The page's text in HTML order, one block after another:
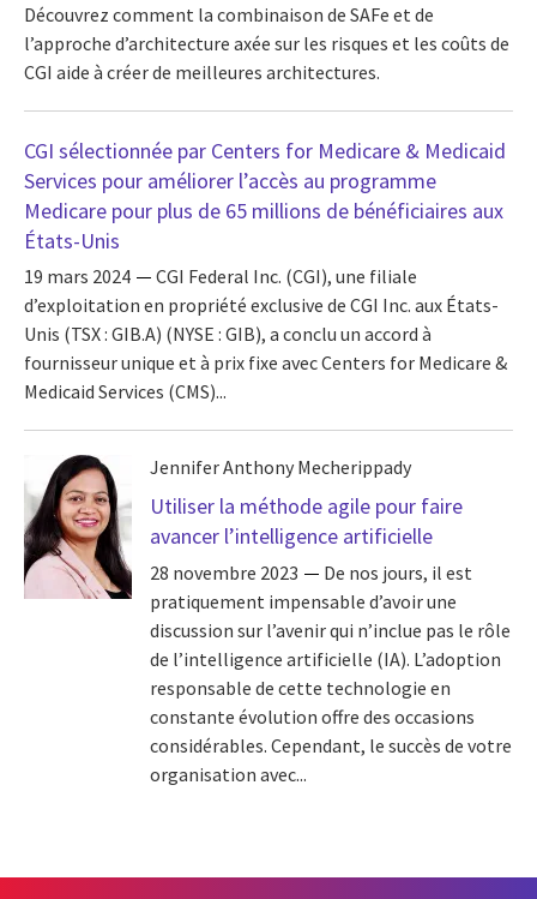
Découvrez comment la combinaison de SAFe et de
l’approche d’architecture axée sur les risques et les coûts de
CGI aide à créer de meilleures architectures.
CGI sélectionnée par Centers for Medicare & Medicaid
Services pour améliorer l’accès au programme
Medicare pour plus de 65 millions de bénéficiaires aux
États-Unis
19 mars 2024
CGI Federal Inc. (CGI), une filiale
d’exploitation en propriété exclusive de CGI Inc. aux États-
Unis (TSX : GIB.A) (NYSE : GIB), a conclu un accord à
fournisseur unique et à prix fixe avec Centers for Medicare &
Medicaid Services (CMS)...
Jennifer Anthony Mecherippady
Utiliser la méthode agile pour faire
avancer l’intelligence artificielle
28 novembre 2023
De nos jours, il est
pratiquement impensable d’avoir une
discussion sur l’avenir qui n’inclue pas le rôle
de l’intelligence artificielle (IA). L’adoption
responsable de cette technologie en
constante évolution offre des occasions
considérables. Cependant, le succès de votre
organisation avec...